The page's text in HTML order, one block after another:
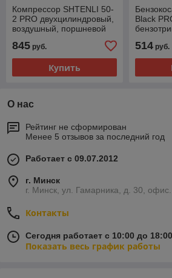
Компрессор SHTENLI 50-
2 PRO двухцилиндровый,
воздушный, поршневой
845 руб.
Купить
Black
514руб.
О нас
Рейтинг не сформирован
Менее 5 отзывов за последний год
Работает с 09.07.2012
г. Минск
г. Минск, ул. Гамарника, д. 30,
Контакты
Сегодня работает с 10:00 до 18:00
Показать весь график работы